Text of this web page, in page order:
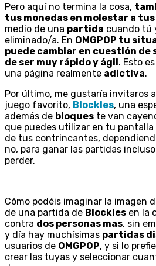
Pero aquí no termina la cosa,
tus monedas en molestar a
medio de una partida cuando tú
eliminado/a. En OMGPOP tu
puede cambiar en cuestión de
de ser muy rápido y ágil. Esto
una página realmente adictiva.
Por último, me gustaría invitaros
juego favorito, Blockles, una
además de bloques te van
que puedes utilizar en tu pantalla
de tus contrincantes,
no, para ganar las partidas
perder.
Cómo podéis imaginar la imagen
de una partida de Blockles en la
contra dos personas mas, sin
y día hay muchísimas partidas
usuarios de OMGPOP, y si lo
crear las tuyas y seleccionar